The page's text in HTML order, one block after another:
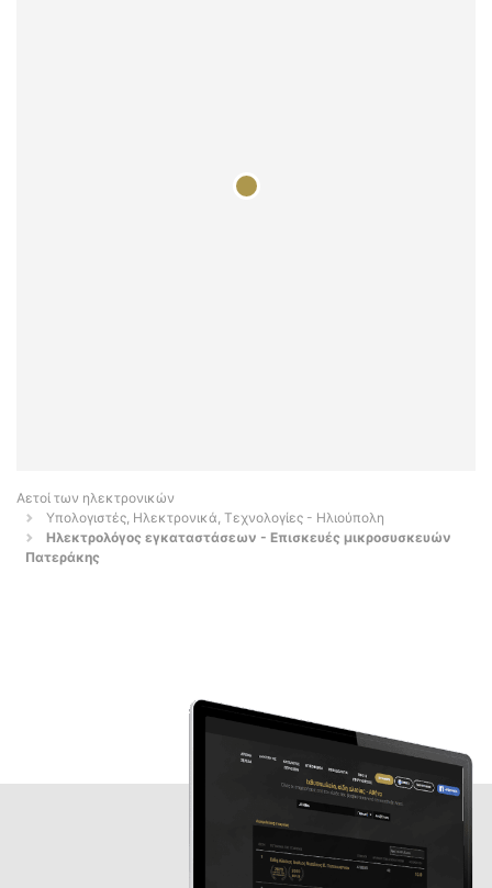
Αετοί των ηλεκτρονικών
Υπολογιστές, Ηλεκτρονικά, Τεχνολογίες - Ηλιούπολη
Ηλεκτρολόγος εγκαταστάσεων - Επισκευές μικροσυσκευών
Πατεράκης